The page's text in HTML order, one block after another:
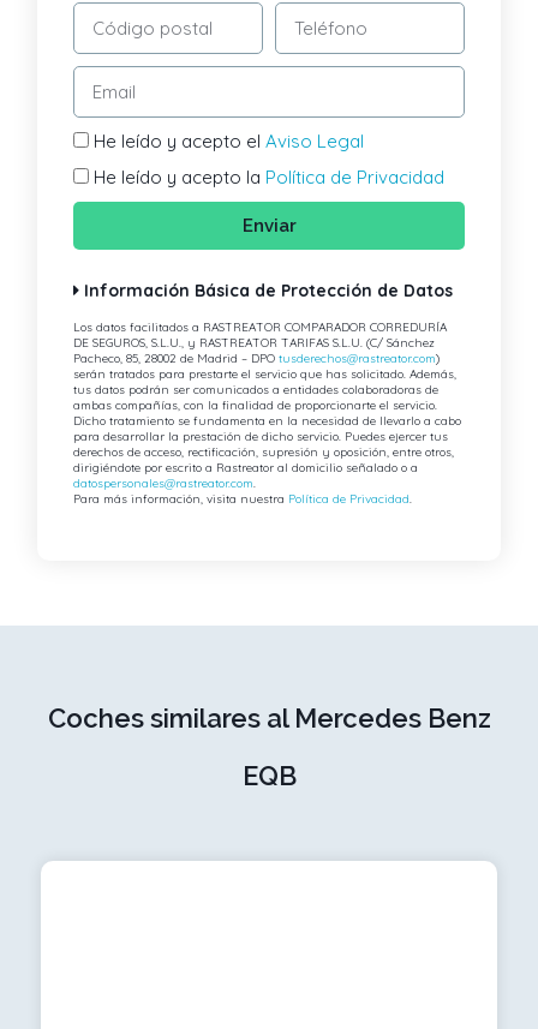
He leído y acepto elAviso Legal
He leído y acepto la Política de Privacidad
Enviar
Información Básica de Protección de Datos
Los datos facilitados a RASTREATOR COMPARADOR CORREDURÍA
DE SEGUROS, S.L.U., y RASTREATOR TARIFAS S.L.U. (C/ Sánchez
Pacheco, 85, 28002 de Madrid – DPOtusderechos@rastreator.com)
serán tratados para prestarte el servicio que has solicitado. Además,
tus datos podrán ser comunicados a entidades colaboradoras de
ambas compañías, con la finalidad de proporcionarte el servicio.
Dicho tratamiento se fundamenta en la necesidad de llevarlo a cabo
para desarrollar la prestación de dicho servicio. Puedes ejercer tus
derechos de acceso, rectificación, supresión y oposición, entre otros,
dirigiéndote por escrito a Rastreator al domicilio señalado o a
datospersonales@rastreator.com.
Para más información, visita nuestra Política de Privacidad.
Coches similares al Mercedes Benz
EQB